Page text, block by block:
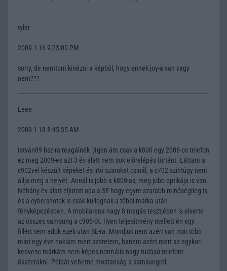
tyler
2009-1-16 9:23:00 PM
sorry, de nemtom kinézni a képbõl, hogy ennek joy-a van vagy
nem???
Leee
2009-1-18 8:45:35 AM
Istvan89 hsz-ra reagálnék :)Igen ám csak a k800 egy 2006-os telefon
ez meg 2009-es azt 3 év alatt nem sok elõrelépés történt. Láttam a
c902vel készült képeket és irtó szarokat csinál, a c702 szintúgy nem
állja meg a helyét. Annál is jobb a k800-as, meg jobb optikája is van.
Néhány év alatt eljutott oda a SE hogy egyre szarabb minõségileg is,
és a cybershotok is csak kullognak a többi márka után
fényképezésben. A mobilarena nagy 8 megás tesztjében is elverte
az összes samsung a c905-öt. Ilyen teljesítmény mellett én egy
fillért sem adok ezek után SE-ra. Mondjuk nem azért van már több
mint egy éve nokiám mert szeretem, hanem azért mert az egykori
kedvenc márkám nem képes normális nagy tudású telefont
összerakni. Példát vehetne mostanság a samsungról.